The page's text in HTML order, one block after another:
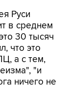
Руси
в среднем
30 тысяч
что это
а с тем,
"и
ничего не